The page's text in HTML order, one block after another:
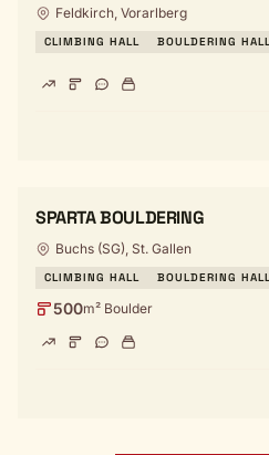
Feldkirch, Vorarlberg
CLIMBING HALL BOULDERING
SPARTA BOULDERING
Buchs (SG), St. Gallen
CLIMBING HALL BOULDERING
500m² Boulder